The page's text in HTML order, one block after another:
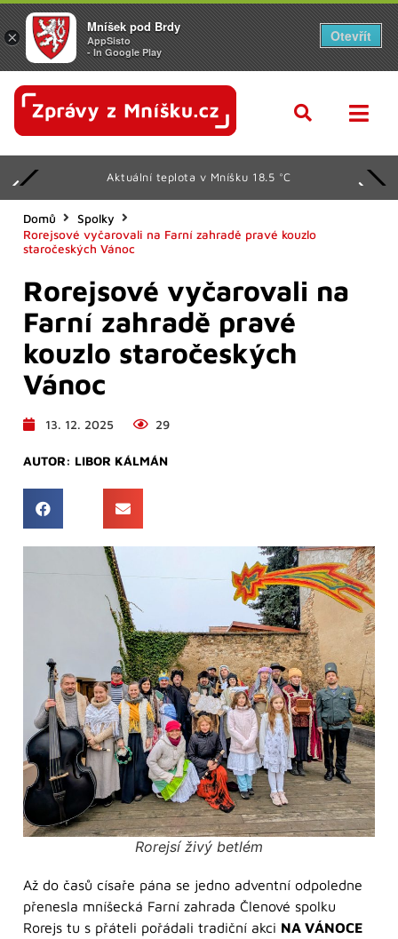
Aktuální teplota v Mníšku 18.5 °C
Domů
Spolky
Rorejsové vyčarovali na Farní zahradě pravé kouzlo
staročeských Vánoc
Rorejsové vyčarovali na
Farní zahradě pravé
kouzlo staročeských
Vánoc
13. 12. 2025 29
AUTOR: LIBOR KÁLMÁN
Rorejsí živý betlém
Až do časů císaře pána se jedno adventní odpoledne
přenesla mníšecká Farní zahrada Členové spolku
Rorejs tu s přáteli pořádali tradiční akci NA VÁNOCE
×
Mníšek pod Brdy
AppSisto
- In Google Play
Otevřít